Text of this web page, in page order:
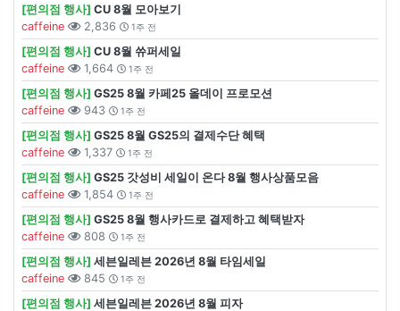
[편의점 행사] CU 8월 모아보기
caffeine
2,836 1주 전
[편의점 행사] CU 8월 쓔퍼세일
caffeine
1,664 1주 전
[편의점 행사] GS25 8월 카페25 올데이 프로모션
caffeine
943 1주 전
[편의점 행사] GS25 8월 GS25의 결제수단 혜택
caffeine
1,337 1주 전
[편의점 행사] GS25 갓성비 세일이 온다 8월 행사상품모음
caffeine
1,854 1주 전
[편의점 행사] GS25 8월 행사카드로 결제하고 혜택받자
caffeine
808 1주 전
[편의점 행사] 세븐일레븐 2026년 8월 타임세일
caffeine
845 1주 전
[편의점 행사] 세븐일레븐 2026년 8월 피자